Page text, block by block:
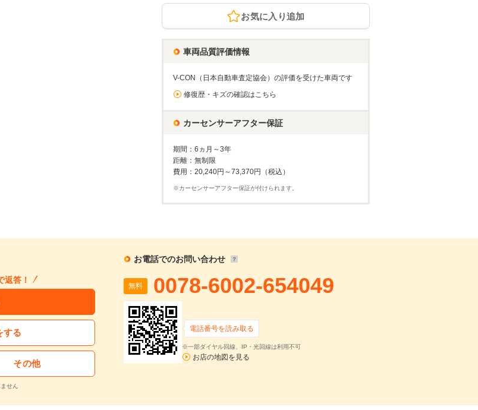
お気に入り追加
車両品質評価情報
V-CON（日本自動車査定協会）の評価を受けた車両です
修復歴・キズの確認はこちら
カーセンサーアフター保証
期間：6ヵ月～3年
距離：無制限
費用：20,240円～73,370円（税込）
※カーセンサーアフター保証が付けられます。
返答！
する
その他
せん
お電話でのお問い合わせ
無料 0078-6002-654049
電話番号を読み取る
※一部ダイヤル回線、IP・光回線は利用不可
お店の地図を見る
割賦販売価格内訳
46,287円
40,500 円 ×95回
た概算金額となります。お支払い金額の目安としてご利用ください。
再シミュレーションする